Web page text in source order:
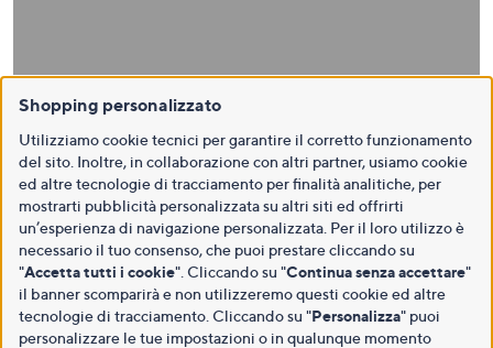
Shopping personalizzato
Utilizziamo cookie tecnici per garantire il corretto funzionamento
del sito. Inoltre, in collaborazione con altri partner, usiamo cookie
ed altre tecnologie di tracciamento per finalità analitiche, per
mostrarti pubblicità personalizzata su altri siti ed offrirti
un’esperienza di navigazione personalizzata. Per il loro utilizzo è
necessario il tuo consenso, che puoi prestare cliccando su
"Accetta tutti i cookie". Cliccando su "Continua senza accettare"
il banner scomparirà e non utilizzeremo questi cookie ed altre
tecnologie di tracciamento. Cliccando su "Personalizza" puoi
personalizzare le tue impostazioni o in qualunque momento